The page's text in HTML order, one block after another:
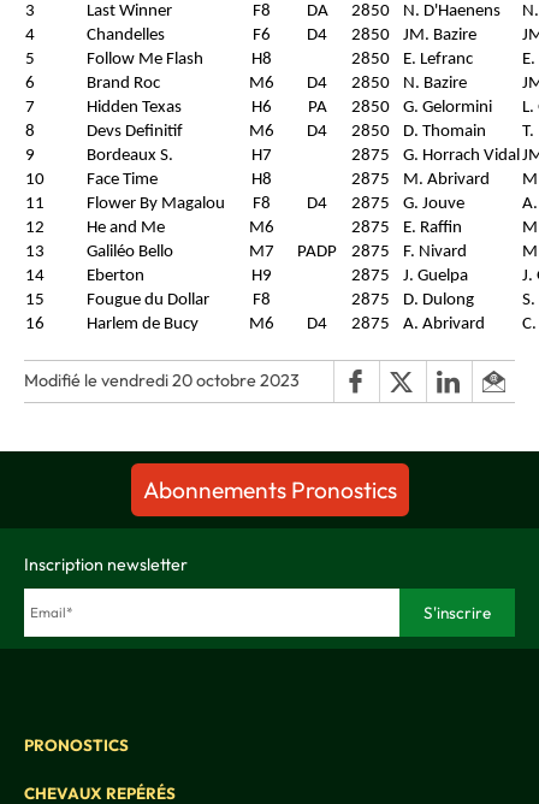
3
Last Winner F8 DA 2850 N. D'Haenens
4
Chandelles F6 D4 2850 JM. Bazire
5
Follow Me Flash H8 2850 E. Lefranc
6
Brand Roc M6 D4 2850 N. Bazire
7
Hidden Texas H6 PA 2850 G. Gelormini
L.
8
Devs Definitif M6 D4 2850 D. Thomain
9
Bordeaux S. H7 2875 G. Horrach Vidal
10
Face Time H8 2875 M. Abrivard
11
Flower By Magalou F8 D4 2875 G. Jouve
12
He and Me M6 2875 E. Raffin
13
Galiléo Bello M7 PADP 2875 F. Nivard
14
Eberton H9 2875 J. Guelpa
J.
15
Fougue du Dollar F8 2875 D. Dulong
16
Harlem de Bucy M6 D4 2875 A. Abrivard
Modifié le vendredi 20 octobre 2023
Abonnements Pronostics
Inscription newsletter
PRONOSTICS
CHEVAUX REPÉRÉS